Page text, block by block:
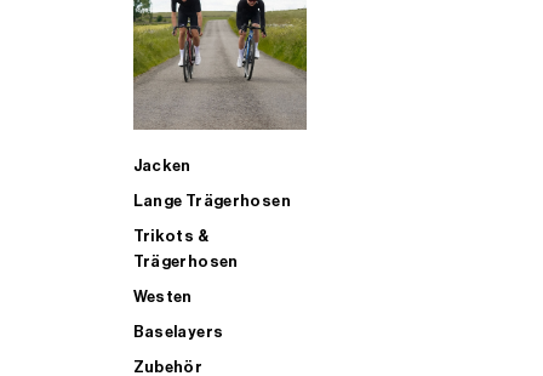
Jacken
Lange Trägerhosen
Trikots &
Trägerhosen
Westen
Baselayers
Zubehör
ALLE TRIATHLONARTIKEL FÜR MÄNNER KAUFEN